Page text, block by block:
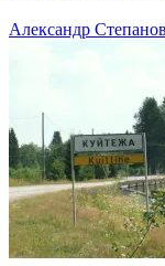
Александр Степанов